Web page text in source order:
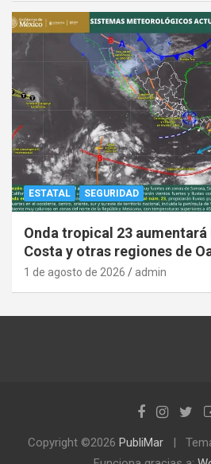
ESTATAL SEGURIDAD
Onda tropical 23 aumentará
Costa y otras regiones de
1 de agosto de 2026 admin
Copyright ©2026 PubliMar